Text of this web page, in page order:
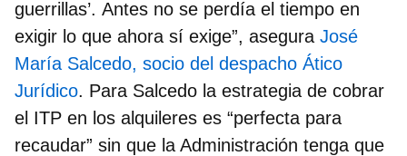
guerrillas’. Antes no se perdía el tiempo en
exigir lo que ahora sí exige”, asegura José
María Salcedo, socio del despacho Ático
Jurídico. Para Salcedo la estrategia de cobrar
el ITP en los alquileres es “perfecta para
recaudar” sin que la Administración tenga que